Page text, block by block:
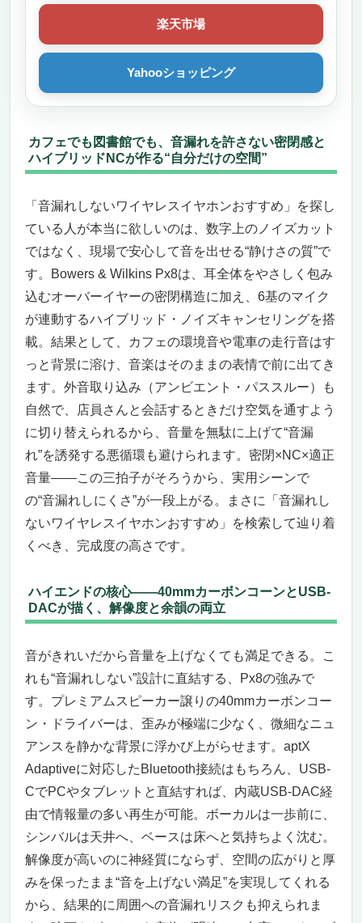
楽天市場
Yahooショッピング
カフェでも図書館でも、音漏れを許さない密閉感と
ハイブリッドNCが作る“自分だけの空間”
「音漏れしないワイヤレスイヤホンおすすめ」を探し
ている人が本当に欲しいのは、数字上のノイズカット
ではなく、現場で安心して音を出せる“静けさの質”で
す。Bowers & Wilkins Px8は、耳全体をやさしく包み
込むオーバーイヤーの密閉構造に加え、6基のマイク
が連動するハイブリッド・ノイズキャンセリングを搭
載。結果として、カフェの環境音や電車の走行音はす
っと背景に溶け、音楽はそのままの表情で前に出てき
ます。外音取り込み（アンビエント・パススルー）も
自然で、店員さんと会話するときだけ空気を通すよう
に切り替えられるから、音量を無駄に上げて“音漏
れ”を誘発する悪循環も避けられます。密閉×NC×適正
音量——この三拍子がそろうから、実用シーンで
の“音漏れしにくさ”が一段上がる。まさに「音漏れし
ないワイヤレスイヤホンおすすめ」を検索して辿り着
くべき、完成度の高さです。
ハイエンドの核心——40mmカーボンコーンとUSB-
DACが描く、解像度と余韻の両立
音がきれいだから音量を上げなくても満足できる。こ
れも“音漏れしない”設計に直結する、Px8の強みで
す。プレミアムスピーカー譲りの40mmカーボンコー
ン・ドライバーは、歪みが極端に少なく、微細なニュ
アンスを静かな背景に浮かび上がらせます。aptX
Adaptiveに対応したBluetooth接続はもちろん、USB-
CでPCやタブレットと直結すれば、内蔵USB-DAC経
由で情報量の多い再生が可能。ボーカルは一歩前に、
シンバルは天井へ、ベースは床へと気持ちよく沈む。
解像度が高いのに神経質にならず、空間の広がりと厚
みを保ったまま“音を上げない満足”を実現してくれる
から、結果的に周囲への音漏れリスクも抑えられま